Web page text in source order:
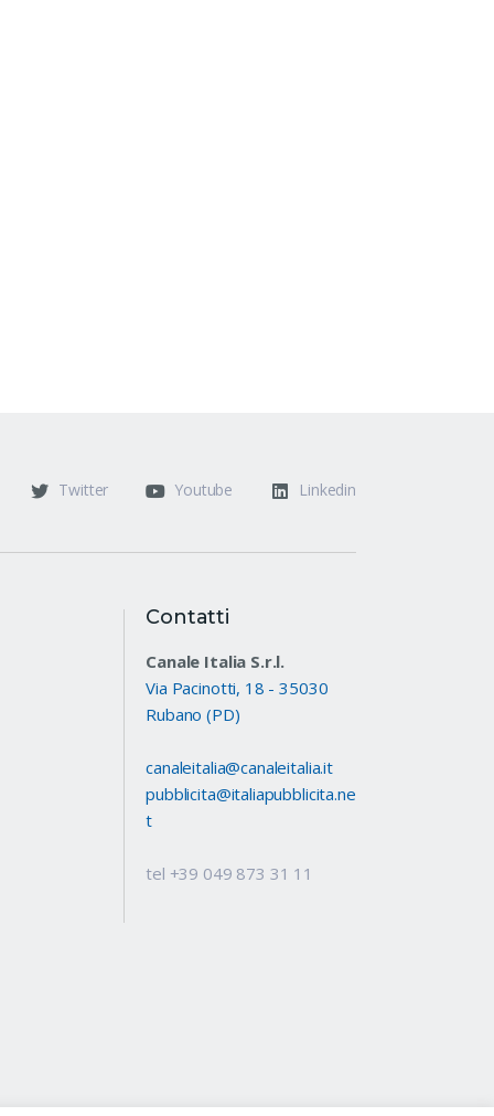
Twitter Youtube Linkedin
Contatti
Canale Italia S.r.l.
Via Pacinotti, 18 - 35030
Rubano (PD)
canaleitalia@canaleitalia.it
pubblicita@italiapubblicita.ne
t
tel +39 049 873 31 11